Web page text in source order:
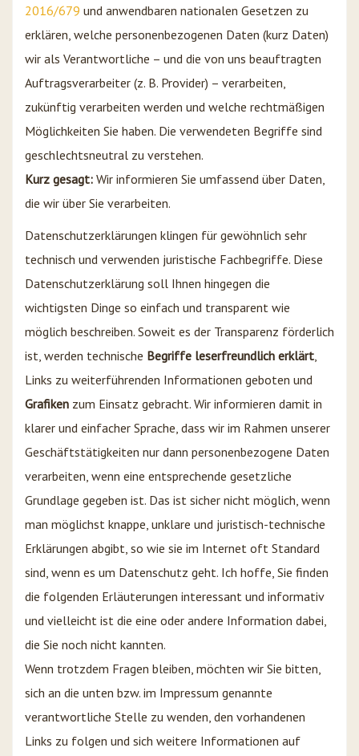
2016/679 und anwendbaren nationalen Gesetzen zu
erklären, welche personenbezogenen Daten (kurz Daten)
wir als Verantwortliche – und die von uns beauftragten
Auftragsverarbeiter (z. B. Provider) – verarbeiten,
zukünftig verarbeiten werden und welche rechtmäßigen
Möglichkeiten Sie haben. Die verwendeten Begriffe sind
geschlechtsneutral zu verstehen.
Kurz gesagt: Wir informieren Sie umfassend über Daten,
die wir über Sie verarbeiten.
Datenschutzerklärungen klingen für gewöhnlich sehr
technisch und verwenden juristische Fachbegriffe. Diese
Datenschutzerklärung soll Ihnen hingegen die
wichtigsten Dinge so einfach und transparent wie
möglich beschreiben. Soweit es der Transparenz förderlich
ist, werden technische Begriffe leserfreundlich erklärt,
Links zu weiterführenden Informationen geboten und
Grafiken zum Einsatz gebracht. Wir informieren damit in
klarer und einfacher Sprache, dass wir im Rahmen unserer
Geschäftstätigkeiten nur dann personenbezogene Daten
verarbeiten, wenn eine entsprechende gesetzliche
Grundlage gegeben ist. Das ist sicher nicht möglich, wenn
man möglichst knappe, unklare und juristisch-technische
Erklärungen abgibt, so wie sie im Internet oft Standard
sind, wenn es um Datenschutz geht. Ich hoffe, Sie finden
die folgenden Erläuterungen interessant und informativ
und vielleicht ist die eine oder andere Information dabei,
die Sie noch nicht kannten.
Wenn trotzdem Fragen bleiben, möchten wir Sie bitten,
sich an die unten bzw. im Impressum genannte
verantwortliche Stelle zu wenden, den vorhandenen
Links zu folgen und sich weitere Informationen auf